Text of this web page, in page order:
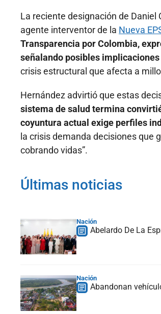
La reciente designación de
agente interventor de la Nueva
Transparencia por Colombia,
señalando posibles
crisis estructural que afecta a
Hernández advirtió que estas
sistema de salud termina
coyuntura actual exige perfiles
la crisis demanda decisiones que
cobrando vidas”.
Últimas noticias
Nación
Abelardo De La
Nación
Abandonan